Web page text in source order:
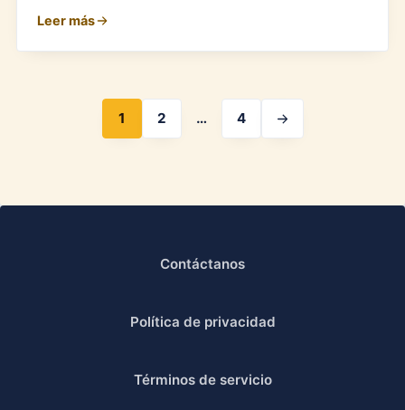
Leer más
1 2 … 4
Contáctanos
Política de privacidad
Términos de servicio